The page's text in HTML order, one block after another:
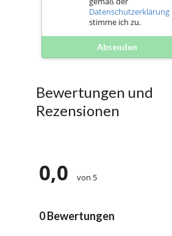
Datenschutzerklärung
stimme ich zu.
Absenden
Bewertungen und
Rezensionen
0,0 von 5
0 Bewertungen